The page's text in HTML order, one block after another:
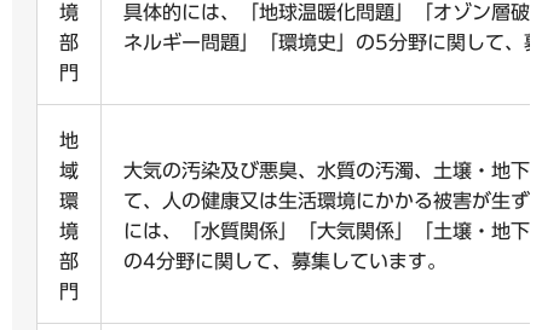
境
部
門
具体的には、「地球温暖化問題」「オゾン層破
ネルギー問題」「環境史」の5分野に関して、
地
域
環
境
部
門
大気の汚染及び悪臭、水質の汚濁、土壌・地下
て、人の健康又は生活環境にかかる被害が生ず
には、「水質関係」「大気関係」「土壌・地下
の4分野に関して、募集しています。